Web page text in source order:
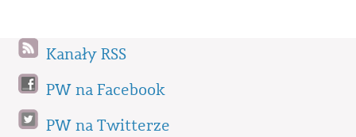
Kanały RSS
PW na Facebook
PW na Twitterze